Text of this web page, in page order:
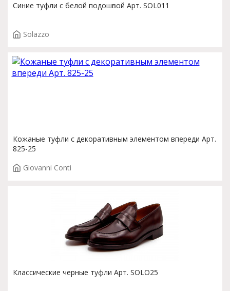
Синие туфли с белой подошвой Арт. SOL011
Solazzo
Кожаные туфли с декоративным элементом впереди Арт.
825-25
Giovanni Conti
Классические черные туфли Арт. SOLO25